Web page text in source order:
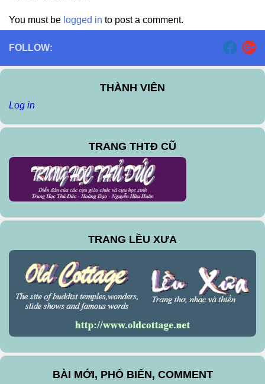
You must be logged in to post a comment.
FOLLOW:
THÀNH VIÊN
Log in
TRANG THTĐ CŨ
TRANG LỀU XƯA
BÀI MỚI, PHỔ BIẾN, COMMENT